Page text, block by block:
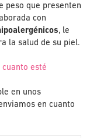
peso que presenten
con
, le
la salud de su piel.
cuanto esté
en unos
en cuanto